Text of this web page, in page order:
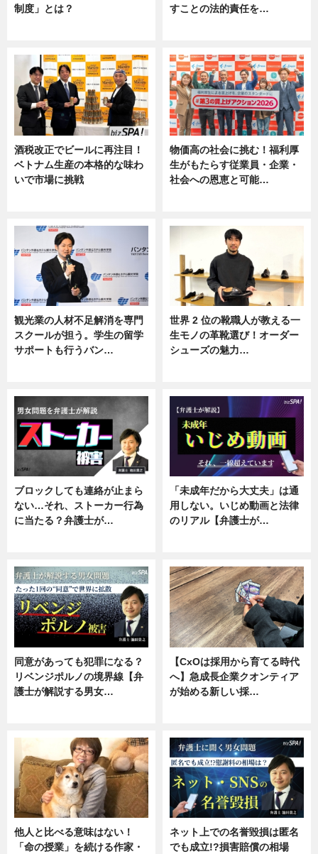
制度」とは？ すことの法的責任を…
酒税改正でビールに再注目！
ベトナム生産の本格的な味わ
いで市場に挑戦
物価高の社会に挑む！福利厚
生がもたらす従業員・企業・
社会への恩恵と可能…
観光業の人材不足解消を専門
スクールが担う。学生の留学
サポートも行うバン…
世界 2 位の靴職人が教える一
生モノの革靴選び！オーダー
シューズの魅力…
ブロックしても連絡が止まら
ない…それ、ストーカー行為
に当たる？弁護士が…
「未成年だから大丈夫」は通
用しない。いじめ動画と法律
のリアル【弁護士が…
同意があっても犯罪になる？
リベンジポルノの境界線【弁
護士が解説する男女…
【CxOは採用から育てる時代
へ】急成長企業クオンティア
が始める新しい採…
他人と比べる意味はない！
「命の授業」を続ける作家・
ネット上での名誉毀損は匿名
でも成立!?損害賠償の相場